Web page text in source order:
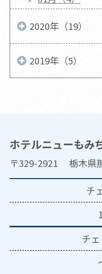
2020年（19）
2019年（5）
ホテルニューもみ
〒329-2921 栃木県
チ
チ